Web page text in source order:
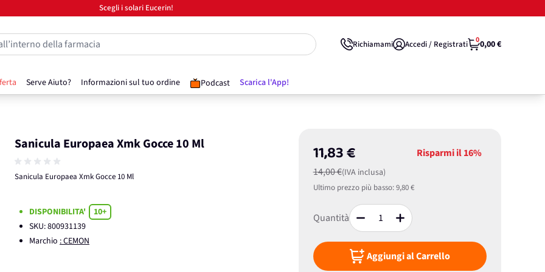
Scegli i solari Eucerin!
Serve Aiuto? Informazioni sul tuo ordine Podcast Scarica l'App!
della farmacia Richiamami Accedi / Registrati 00,00 €
Sanicula Europaea Xmk Gocce 10 Ml
Sanicula Europaea Xmk Gocce 10 Ml
11,83 €
14,00 €(IVA inclusa)
Risparmi il16%
Ultimo prezzo più basso:9,80 €
Quantità
Aggiungi al Carrello
DISPONIBILITA'
10+
SKU:800931139
Marchio : CEMON